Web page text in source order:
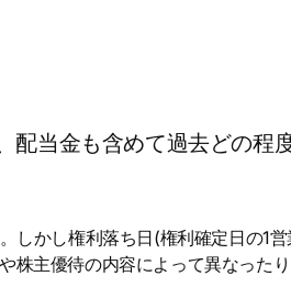
当金も含めて過去どの程
かし権利落ち日(権利確定日の1営
株主優待の内容によって異なった